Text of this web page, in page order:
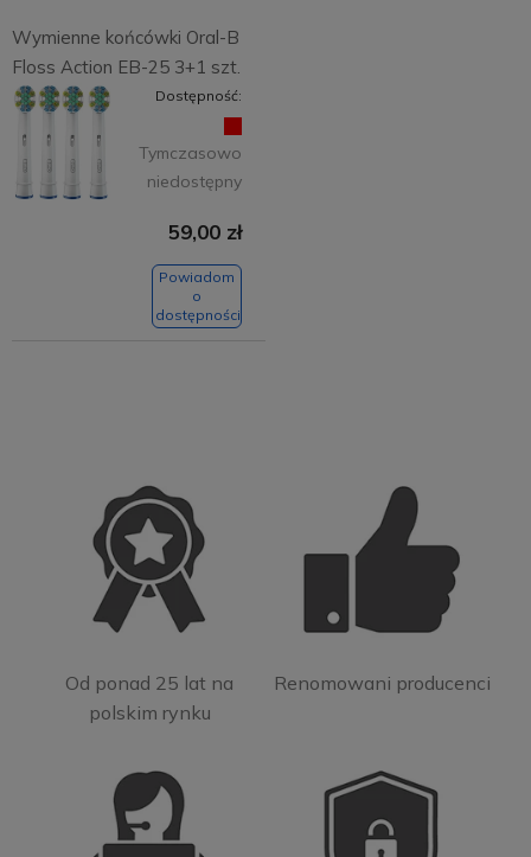
Wymienne końcówki Oral-B
Floss Action EB-25 3+1 szt.
Dostępność:
Tymczasowo
niedostępny
59,00 zł
Powiadom
o
dostępności
Od ponad 25 lat na
polskim rynku
Renomowani producenci